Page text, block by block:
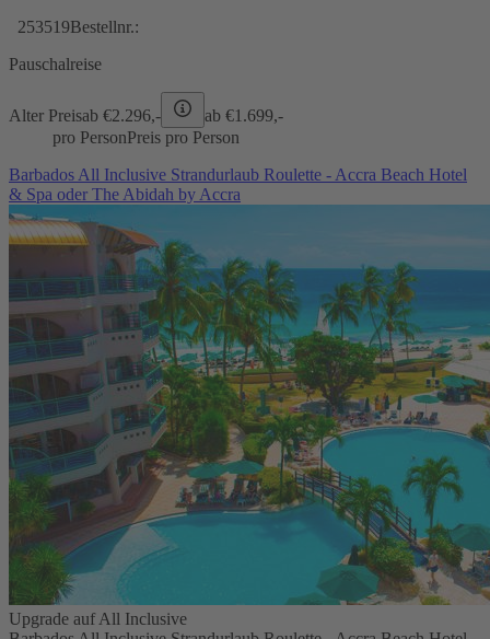
253519Bestellnr.:
Pauschalreise
Alter Preisab €2.296,- ab €1.699,-
pro PersonPreis pro Person
Barbados All Inclusive Strandurlaub Roulette - Accra Beach Hotel
& Spa oder The Abidah by Accra
Upgrade auf All Inclusive